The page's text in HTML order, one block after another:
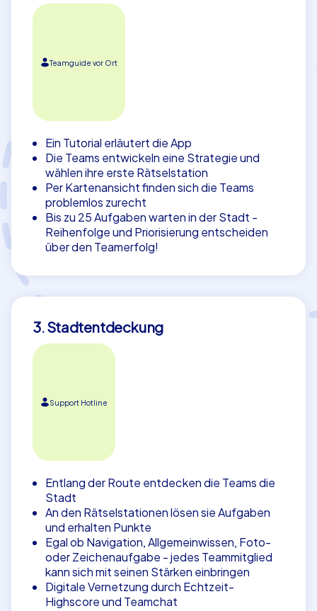
Teamguide vor Ort
Ein Tutorial erläutert die App
Die Teams entwickeln eine Strategie und
wählen ihre erste Rätselstation
Per Kartenansicht finden sich die Teams
problemlos zurecht
Bis zu 25 Aufgaben warten in der Stadt -
Reihenfolge und Priorisierung entscheiden
über den Teamerfolg!
3. Stadtentdeckung
Support Hotline
Entlang der Route entdecken die Teams die
Stadt
An den Rätselstationen lösen sie Aufgaben
und erhalten Punkte
Egal ob Navigation, Allgemeinwissen, Foto-
oder Zeichenaufgabe - jedes Teammitglied
kann sich mit seinen Stärken einbringen
Digitale Vernetzung durch Echtzeit-
Highscore und Teamchat